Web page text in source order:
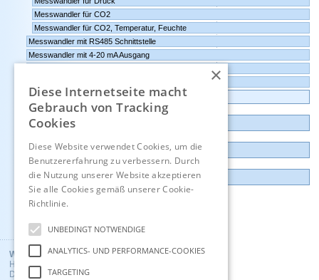
Messwandler für CO2
Messwandler für CO2, Temperatur, Feuchte
Messwandler mit RS485 Schnittstelle
Messwandler mit 4-20 mA Ausgang
Datenlogger, Datenrekorder, Messwandler
Günstige Auslauf-und Demogeräte
Kontakt
Impressum
Wuntronic GmbH
Heppstrasse 30
D - 80995 Munich, Germany
×
Diese Internetseite macht
Gebrauch von Tracking
Cookies
Diese Website verwendet Cookies, um die
Benutzererfahrung zu verbessern. Durch
die Nutzung unserer Website akzeptieren
Sie alle Cookies gemäß unserer Cookie-
Richtlinie.
UNBEDINGT NOTWENDIGE
ANALYTICS- UND PERFORMANCE-COOKIES
TARGETING